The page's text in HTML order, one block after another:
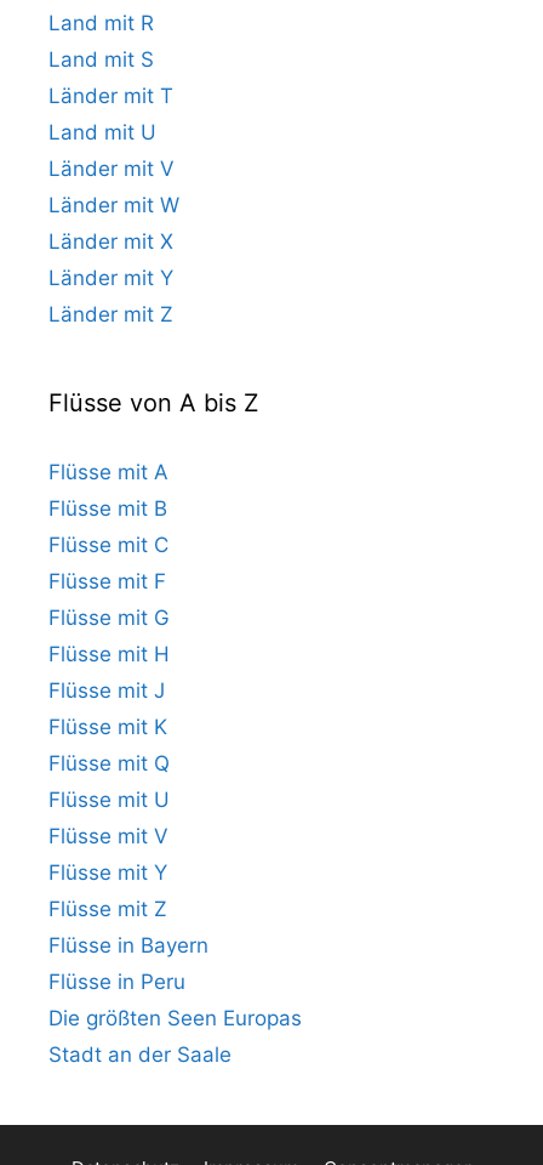
Land mit R
Land mit S
Länder mit T
Land mit U
Länder mit V
Länder mit W
Länder mit X
Länder mit Y
Länder mit Z
Flüsse von A bis Z
Flüsse mit A
Flüsse mit B
Flüsse mit C
Flüsse mit F
Flüsse mit G
Flüsse mit H
Flüsse mit J
Flüsse mit K
Flüsse mit Q
Flüsse mit U
Flüsse mit V
Flüsse mit Y
Flüsse mit Z
Flüsse in Bayern
Flüsse in Peru
Die größten Seen Europas
Stadt an der Saale